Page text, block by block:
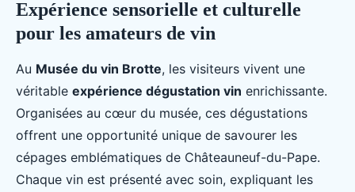
Expérience sensorielle et culturelle
pour les amateurs de vin
Au Musée du vin Brotte, les visiteurs vivent une
véritable expérience dégustation vin enrichissante.
Organisées au cœur du musée, ces dégustations
offrent une opportunité unique de savourer les
cépages emblématiques de Châteauneuf-du-Pape.
Chaque vin est présenté avec soin, expliquant les